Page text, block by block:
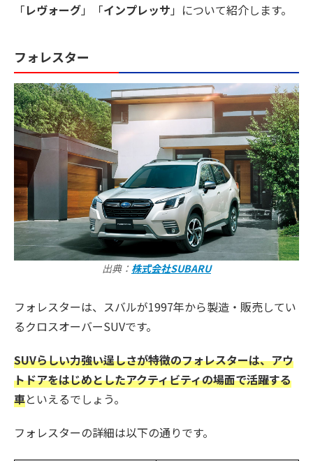
「レヴォーグ」「インプレッサ 」について紹介します。
フォレスター
出典： 株式会社SUBARU
フォレスターは、スバルが1997年から製造・販売してい
るクロスオーバーSUVです。
SUVらしい力強い逞しさが特徴のフォレスターは、アウ
トドアをはじめとしたアクティビティの場面で活躍する
車といえるでしょう。
フォレスターの詳細は以下の通りです。